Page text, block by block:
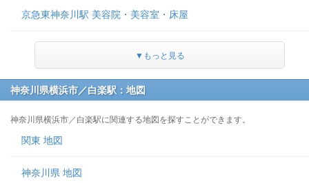
京急東神奈川駅 美容院・美容室・床屋
▼もっと見る
神奈川県横浜市／白楽駅：地図
神奈川県横浜市／白楽駅に関連する地図を探すことができます。
関東 地図
神奈川県 地図